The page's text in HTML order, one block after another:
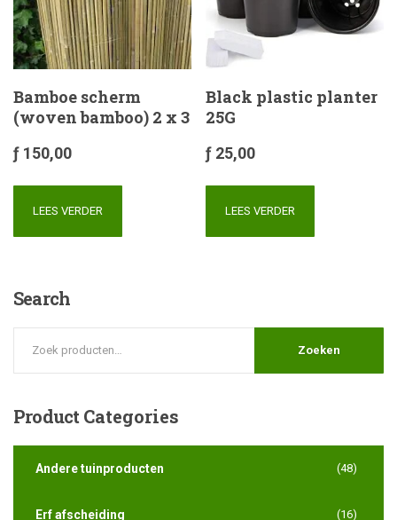
Bamboe scherm
(woven bamboo) 2 x 3
ƒ 150,00
LEES VERDER
Black plastic planter
25G
ƒ 25,00
LEES VERDER
Search
Zoeken
Product Categories
Andere tuinproducten (48)
Erf afscheiding (16)